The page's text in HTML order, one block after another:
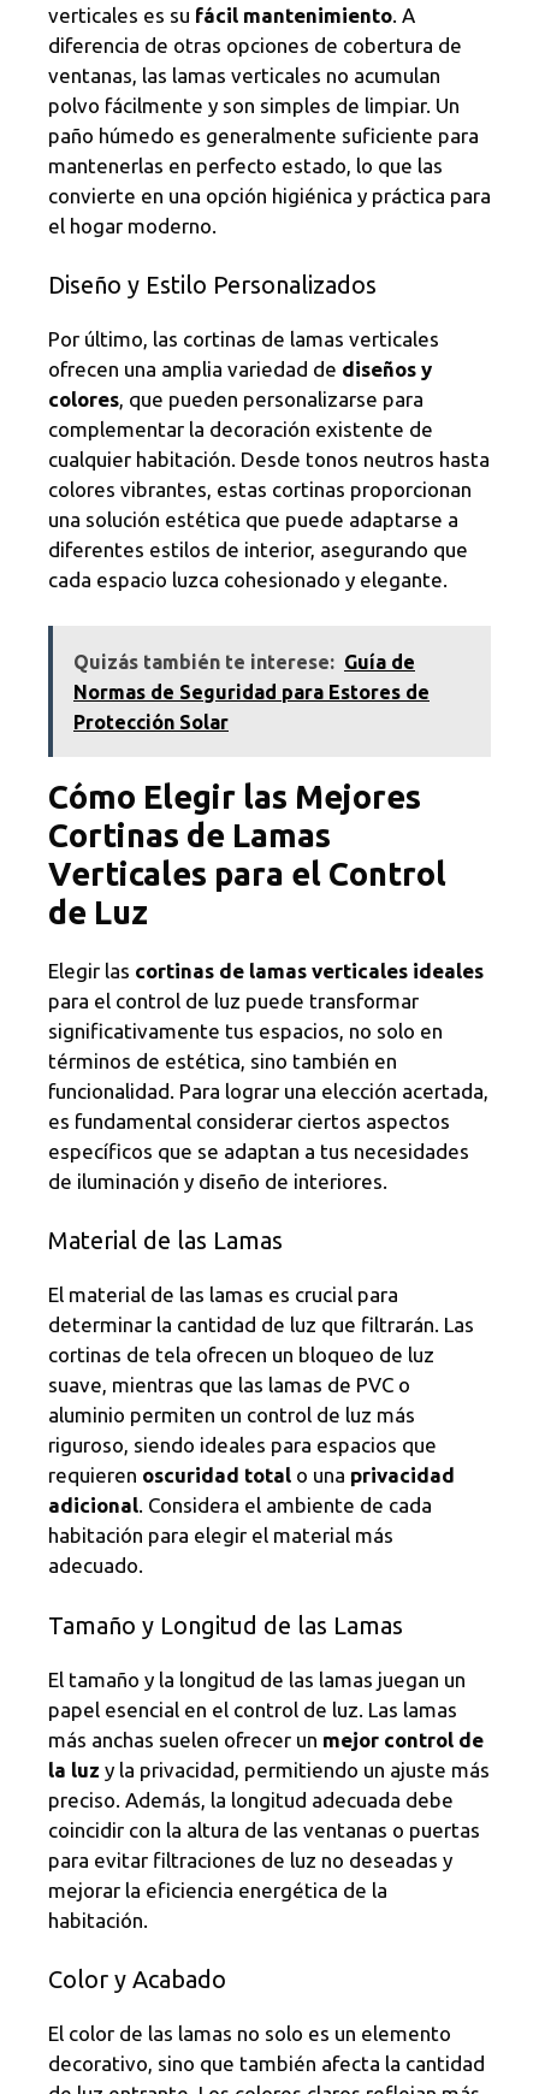
verticales es su fácil mantenimiento . A
diferencia de otras opciones de cobertura de
ventanas, las lamas verticales no acumulan
polvo fácilmente y son simples de limpiar. Un
paño húmedo es generalmente suficiente para
mantenerlas en perfecto estado, lo que las
convierte en una opción higiénica y práctica para
el hogar moderno.
Diseño y Estilo Personalizados
Por último, las cortinas de lamas verticales
ofrecen una amplia variedad de diseños y
colores, que pueden personalizarse para
complementar la decoración existente de
cualquier habitación. Desde tonos neutros hasta
colores vibrantes, estas cortinas proporcionan
una solución estética que puede adaptarse a
diferentes estilos de interior, asegurando que
cada espacio luzca cohesionado y elegante.
Quizás también te interese: Guía de
Normas de Seguridad para Estores de
Protección Solar
Cómo Elegir las Mejores
Cortinas de Lamas
Verticales para el Control
de Luz
Elegir las cortinas de lamas verticales ideales
para el control de luz puede transformar
significativamente tus espacios, no solo en
términos de estética, sino también en
funcionalidad. Para lograr una elección acertada,
es fundamental considerar ciertos aspectos
específicos que se adaptan a tus necesidades
de iluminación y diseño de interiores.
Material de las Lamas
El material de las lamas es crucial para
determinar la cantidad de luz que filtrarán. Las
cortinas de tela ofrecen un bloqueo de luz
suave, mientras que las lamas de PVC o
aluminio permiten un control de luz más
riguroso, siendo ideales para espacios que
requieren oscuridad total o una privacidad
adicional. Considera el ambiente de cada
habitación para elegir el material más
adecuado.
Tamaño y Longitud de las Lamas
El tamaño y la longitud de las lamas juegan un
papel esencial en el control de luz. Las lamas
más anchas suelen ofrecer un mejor control de
la luz y la privacidad, permitiendo un ajuste más
preciso. Además, la longitud adecuada debe
coincidir con la altura de las ventanas o puertas
para evitar filtraciones de luz no deseadas y
mejorar la eficiencia energética de la
habitación.
Color y Acabado
El color de las lamas no solo es un elemento
decorativo, sino que también afecta la cantidad